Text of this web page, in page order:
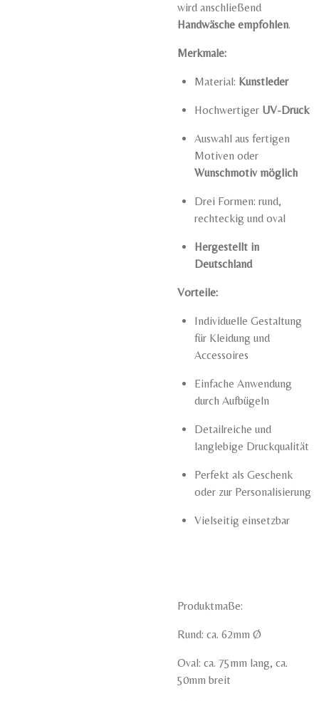
wird anschließend
Handwäsche empfohlen.
Merkmale:
Material: Kunstleder
Hochwertiger UV-Druck
Auswahl aus fertigen
Motiven oder
Wunschmotiv möglich
Drei Formen: rund,
rechteckig und oval
Hergestellt in
Deutschland
Vorteile:
Individuelle Gestaltung
für Kleidung und
Accessoires
Einfache Anwendung
durch Aufbügeln
Detailreiche und
langlebige Druckqualität
Perfekt als Geschenk
oder zur Personalisierung
Vielseitig einsetzbar
Produktmaße:
Rund: ca. 62mm Ø
Oval: ca. 75mm lang, ca.
50mm breit